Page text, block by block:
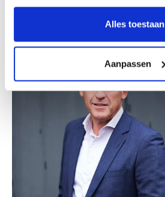
Alles toestaan
Aanpassen
Ostali zaposlenici